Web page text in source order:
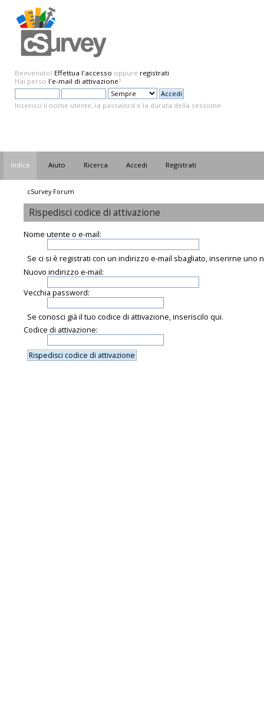
Benvenuto! Effettua l'accesso oppure registrati.
Hai perso l'e-mail di attivazione?
Inserisci il nome utente, la password e la durata della sessione.
Indice Aiuto Ricerca Accedi Registrati
cSurvey Forum
Rispedisci codice di attivazione
Nome utente o e-mail:
Se ci si è registrati con un indirizzo e-mail sbagliato, inserirne uno
Nuovo indirizzo e-mail:
Vecchia password:
Se conosci già il tuo codice di attivazione, inseriscilo qui.
Codice di attivazione: